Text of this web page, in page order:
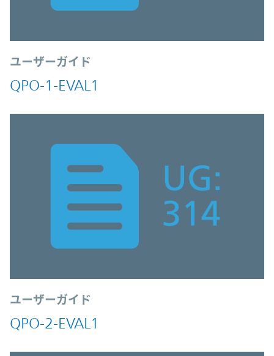
ユーザーガイド
QPO-1-EVAL1
ユーザーガイド
QPO-2-EVAL1